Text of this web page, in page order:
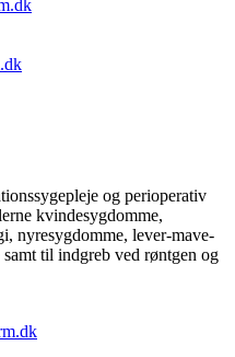
og perioperativ
kvindesygdomme,
nyresygdomme, lever-mave-
til indgreb ved røntgen og